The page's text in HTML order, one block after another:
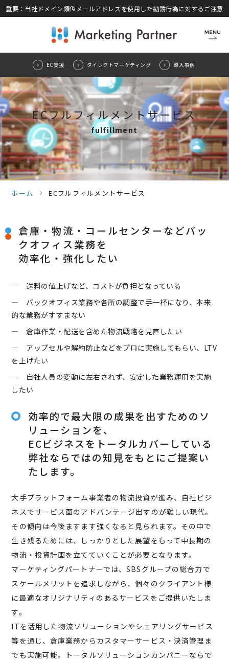
CLOSE
重要：当社ドメイン類似メールアドレスを使用した勧誘行為に対するご注意
EC支援 ダイレクトマーケティング 導入事例
ECフルフィルメントサービス
fulfillment
ホーム ECフルフィルメントサービス
倉庫・物流・コールセンターなどバッ
クオフィス業務を
効率化・強化したい
― 送料の値上げなど、コストが負担となっている
― バックオフィス業務や各所の調整で手一杯になり、本来
的な業務がすすまない
― 倉庫作業・配送を含めた物流戦略を見直したい
― アップセルや解約防止などをプロに実施してもらい、LTV
を上げたい
― 自社人員の変動に左右されず、安定した業務運用を実施
したい
効率的で最大限の成果を出すためのソ
リューションを、
ECビジネスをトータルカバーしている
弊社ならではの知見をもとにご提案い
たします。
大手プラットフォーム事業者の物流投資が進み、自社ビジ
ネスでサービス面のアドバンテージ出すのが難しい現代。
その傾向は今後ますます強くなると見られます。その中で
生き残るためには、しっかりとした展望をもって中長期の
物流・投資計画を立てていくことが必要となります。
マーケティングパートナーでは、SBSグループの総合力で
スケールメリットを追求しながら、個々のクライアント様
に最適なオリジナリティのあるサービスをご提供いたしま
す。
ITを活用した物流ソリューションやシェアリングサービス
等を通じ、倉庫業務からカスタマーサービス・決済管理ま
でも実施可能。トータルソリューションカンパニーならで